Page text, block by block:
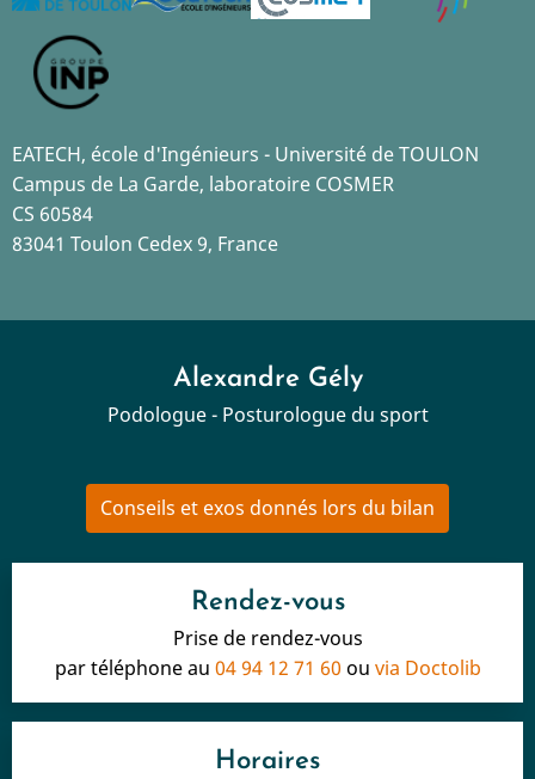
EATECH, école d'Ingénieurs - Université de TOULON
Campus de La Garde, laboratoire COSMER
CS 60584
83041 Toulon Cedex 9, France
Alexandre Gély
Podologue - Posturologue du sport
Conseils et exos donnés lors du bilan
Rendez-vous
Prise de rendez-vous
par téléphone au 04 94 12 71 60 ou via Doctolib
Horaires